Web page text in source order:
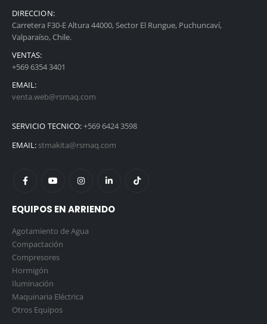
DIRECCION:
Carretera F30-E Altura 44000, Sector El Rungue, Puchuncaví,
Valparaíso, Chile.
VENTAS:
+569 6354 3401
EMAIL:
venta.web@rsmaq.com
SERVICIO TECNICO:+569 6424 3598
EMAIL: stmakita@rsmaq.com
EQUIPOS EN ARRIENDO
Agotamiento de Agua
Compactación
Compresores
Hormigón
Iluminación
Maquinaria Eléctrica
Otros Equipos